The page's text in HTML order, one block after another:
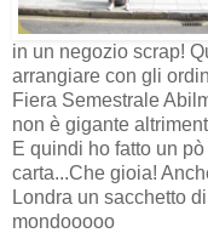
in un negozio scrap!
arrangiare con gli
Fiera Semestrale
non è gigante
E quindi ho fatto un
carta...Che gioia!
Londra un sacchetto
mondooooo